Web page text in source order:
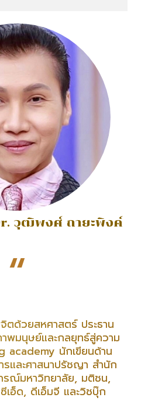
วุฒิพงศ์ ถายะพิงค์
“
ตด้วยสหศาสตร์ ประธาน
มนุษย์และกลยุทธ์สู่ความ
academy นักเขียนด้าน
และศาสนาปรัชญา สำนัก
ณ์มหาวิทยาลัย, มติชน,
เอ็ด, ดีเอ็มจี และวิชบุ๊ก